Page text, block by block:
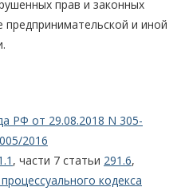
прав и законных
предпринимательской и иной
РФ от 29.08.2018 N 305-
2016
, части 7 статьи 291.6,
кодекса